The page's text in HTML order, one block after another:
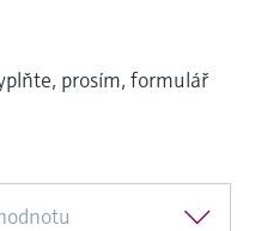
prosím, formulář